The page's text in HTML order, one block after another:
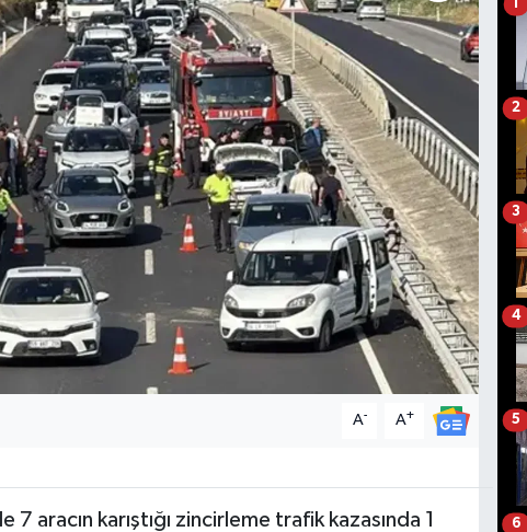
A- A+
aracın karıştığı zincirleme trafik kazasında 1
1
2
3
4
5
6